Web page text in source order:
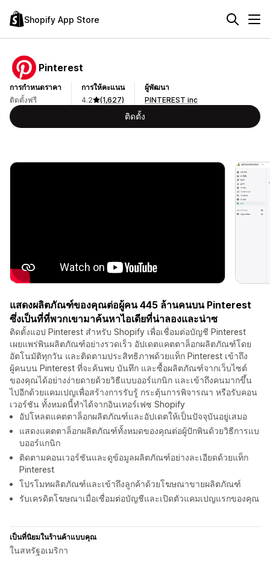
Shopify App Store
Pinterest
การกำหนดราคา
ติดตั้งฟรี
การให้คะแนน
4.2
(1,627)
ผู้พัฒนา
PINTEREST inc
ติดตั้ง
แสดงผลิตภัณฑ์ของคุณต่อผู้คน 445 ล้านคนบน Pinterest
ซึ่งเป็นที่ที่พวกเขามาค้นหาไอเดียที่น่าลองและน่าซ
ติดตั้งแอป Pinterest สำหรับ Shopify เพื่อเชื่อมต่อบัญชี Pinterest
เผยแพร่พินผลิตภัณฑ์อย่างรวดเร็ว อัปเดตแคตตาล็อกผลิตภัณฑ์โดย
อัตโนมัติทุกวัน และติดตามประสิทธิภาพด้วยแท็ก Pinterest เข้าถึง
ผู้คนบน Pinterest ที่จะค้นพบ บันทึก และซื้อผลิตภัณฑ์จากเว็บไซต์
ของคุณได้อย่างง่ายดายด้วยวิธีแบบออร์แกนิก และเข้าถึงคนมากขึ้น
ไปอีกด้วยแคมเปญเพื่อสร้างการรับรู้ กระตุ้นการพิจารณา หรือรับคอน
เวอร์ชัน ทั้งหมดนี้ทำได้จากอินเทอร์เฟซ Shopify
อัปโหลดแคตตาล็อกผลิตภัณฑ์และอัปเดตให้เป็นปัจจุบันอยู่เสมอ
แสดงแคตตาล็อกผลิตภัณฑ์ทั้งหมดของคุณต่อผู้ปักพินด้วยวิธีการแบ
บออร์แกนิก
ติดตามคอนเวอร์ชันและดูข้อมูลผลิตภัณฑ์อย่างละเอียดด้วยแท็ก
Pinterest
โปรโมทผลิตภัณฑ์และเข้าถึงลูกค้าด้วยโฆษณาขายผลิตภัณฑ์
รับเครดิตโฆษณาเมื่อเชื่อมต่อบัญชีและเปิดตัวแคมเปญแรกของคุณ
เป็นที่นิยมในร้านค้าแบบคุณ
ในสหรัฐอเมริกา